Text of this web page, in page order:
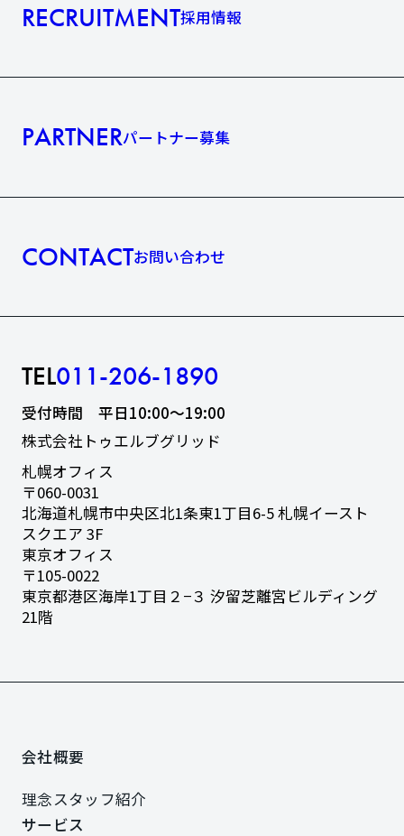
会社概要
理念
理念
スタッフ紹介
スタッフ紹介
サービス
RECRUITMENT採用情報
PARTNERパートナー募集
CONTACTお問い合わせ
TEL011-206-1890
受付時間 平日10:00〜19:00
株式会社トゥエルブグリッド
札幌オフィス
〒060-0031
北海道札幌市中央区北1条東1丁目6-5札幌イースト
スクエア 3F
東京オフィス
〒105-0022
東京都港区海岸1丁目２−３ 汐留芝離宮ビルディング
21階